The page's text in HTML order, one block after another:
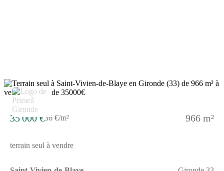
35 000 €36 €/m² 966 m²
terrain seul à vendre